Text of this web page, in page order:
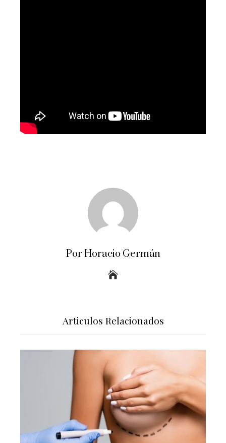
Por Horacio Germán
Articulos Relacionados